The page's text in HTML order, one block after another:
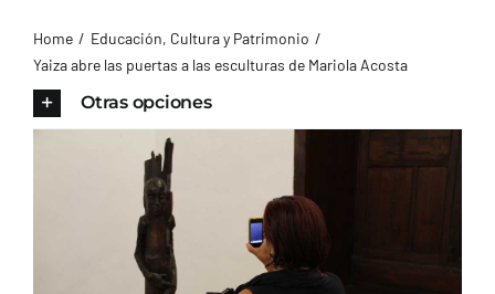
AYUNTAMIENTO
Home
Educación, Cultura y Patrimonio
Yaiza abre las puertas a las esculturas de Mariola Acosta
Otras opciones